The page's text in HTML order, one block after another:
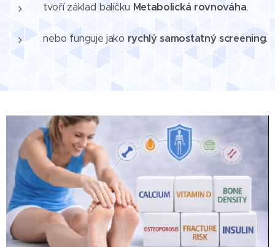
tvoří základ balíčku Metabolická rovnováha,
nebo funguje jakorychlý samostatný screening.